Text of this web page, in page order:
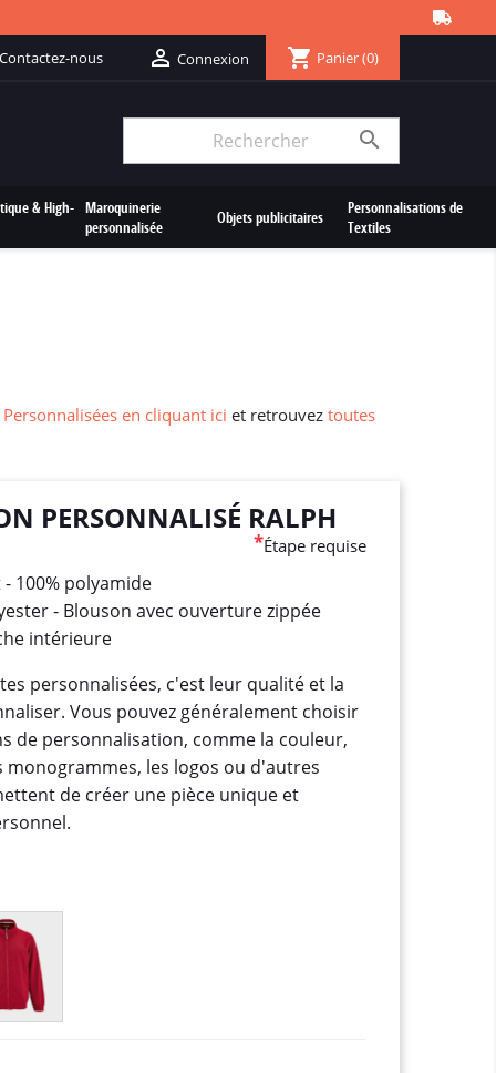
Contactez-nous  Connexion shopping_cart Panier(0)

& High- Maroquinerie
personnalisée
Objets publicitaires
Personnalisations de
Textiles
Personnalisées en cliquant ici et retrouvez toutes
PERSONNALISÉ RALPH
*Étape requise
100% polyamide
- Blouson avec ouverture zippée
intérieure
personnalisées, c'est leur qualité et la
Vous pouvez généralement choisir
de personnalisation, comme la couleur,
monogrammes, les logos ou d'autres
de créer une pièce unique et